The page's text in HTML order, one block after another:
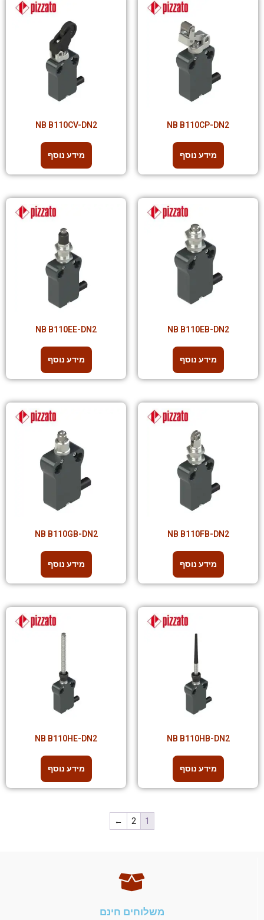
NB B110CP-DN2
מידע נוסף
NB B110CV-DN2
מידע נוסף
NB B110EB-DN2
מידע נוסף
NB B110EE-DN2
מידע נוסף
NB B110FB-DN2
מידע נוסף
NB B110GB-DN2
מידע נוסף
NB B110HB-DN2
מידע נוסף
NB B110HE-DN2
מידע נוסף
1
2
←
משלוחים חינם